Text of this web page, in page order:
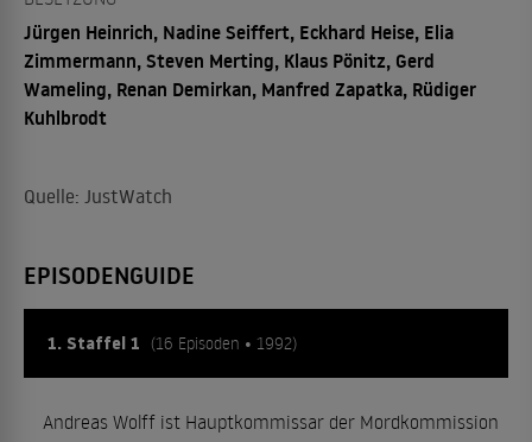
Jürgen Heinrich, Nadine Seiffert, Eckhard Heise, Elia
Zimmermann, Steven Merting, Klaus Pönitz, Gerd
Wameling, Renan Demirkan, Manfred Zapatka, Rüdiger
Kuhlbrodt
Quelle: JustWatch
EPISODENGUIDE
1. Staffel 1 (16 Episoden • 1992)
Andreas Wolff ist Hauptkommissar der Mordkommission